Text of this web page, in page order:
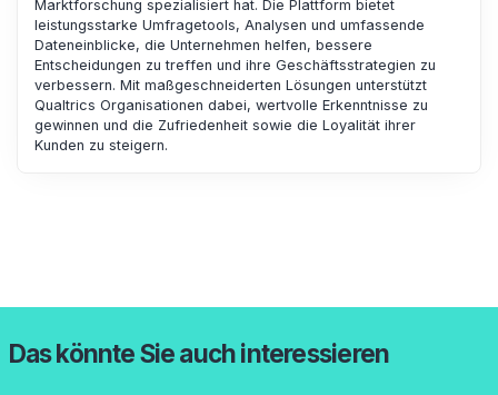
Marktforschung spezialisiert hat. Die Plattform bietet
leistungsstarke Umfragetools, Analysen und umfassende
Dateneinblicke, die Unternehmen helfen, bessere
Entscheidungen zu treffen und ihre Geschäftsstrategien zu
verbessern. Mit maßgeschneiderten Lösungen unterstützt
Qualtrics Organisationen dabei, wertvolle Erkenntnisse zu
gewinnen und die Zufriedenheit sowie die Loyalität ihrer
Kunden zu steigern.
Das könnte Sie auch interessieren